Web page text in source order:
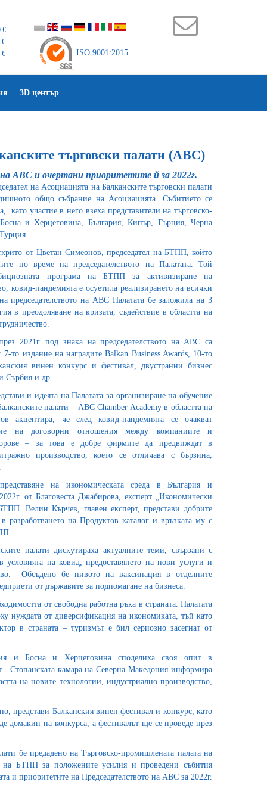
€
€
€
ISO 9001:2015
3D център
търговски палати (ABC)
ABC и очертани приоритетите й за 2022г.
на Асоциацията на Балканските търговски палати
общо събрание на Асоциацията. Събитието се
като участие в него взеха представители на търговско-
и Херцеговина, България, Кипър, Гърция, Черна
от Цветан Симеонов, председател на БТПП, който
по време на председателството на Палатата. Той
програма на БТПП за активизиране на
ковид-пандемията е осуетила реализирането на всички
председателството на ABC Палатата бе заложила на 3
в преодоляване на кризата, съдействие в областта на
2021г. под знака на председателството на ABC са
7-то издание на наградите Balkan Business Awards, 10-то
винен конкурс и фестивал, двустранни бизнес
Сърбия и др.
и идеята на Палатата за организиране на обучение
палати – ABC Chamber Academy в областта на
акцентира, че след ковид-пандемията се очакват
на договорни отношения между компаниите и
– за това е добре фирмите да предвиждат в
производство, което се отличава с бързина,
на икономическата среда в България и
от Благовеста Джабирова, експерт „Икономически
Велин Кърчев, главен експерт, представи добрите
разработването на Продуктов каталог и връзката му с
палати дискутираха актуалните теми, свързани с
условията на ковид, предоставянето на нови услуги и
Обсъдено бе нивото на ваксинация в отделните
от държавите за подпомагане на бизнеса.
от свободна работна ръка в страната. Палатата
нуждата от диверсификация на икономиката, тъй като
в страната – туризмът е бил сериозно засегнат от
и Босна и Херцеговина споделиха своя опит в
Стопанската камара на Северна Македония информира
на новите технологии, индустриално производство,
представи Балканския винен фестивал и конкурс, като
домакин на конкурса, а фестивалът ще се проведе през
бе предадено на Търговско-промишлената палата на
БТПП за положените усилия и проведени събития
и приоритетите на Председателството на АВС за 2022г.